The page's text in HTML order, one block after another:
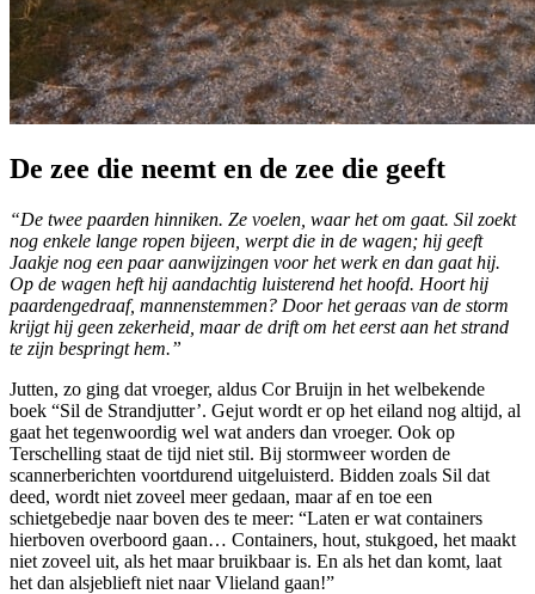
De zee die neemt en de zee die geeft
“De twee paarden hinniken. Ze voelen, waar het om gaat. Sil zoekt
nog enkele lange ropen bijeen, werpt die in de wagen; hij geeft
Jaakje nog een paar aanwijzingen voor het werk en dan gaat hij.
Op de wagen heft hij aandachtig luisterend het hoofd. Hoort hij
paardengedraaf, mannenstemmen? Door het geraas van de storm
krijgt hij geen zekerheid, maar de drift om het eerst aan het strand
te zijn bespringt hem.”
Jutten, zo ging dat vroeger, aldus Cor Bruijn in het welbekende
boek “Sil de Strandjutter’. Gejut wordt er op het eiland nog altijd, al
gaat het tegenwoordig wel wat anders dan vroeger. Ook op
Terschelling staat de tijd niet stil. Bij stormweer worden de
scannerberichten voortdurend uitgeluisterd. Bidden zoals Sil dat
deed, wordt niet zoveel meer gedaan, maar af en toe een
schietgebedje naar boven des te meer: “Laten er wat containers
hierboven overboord gaan… Containers, hout, stukgoed, het maakt
niet zoveel uit, als het maar bruikbaar is. En als het dan komt, laat
het dan alsjeblieft niet naar Vlieland gaan!”